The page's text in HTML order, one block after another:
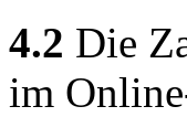
4.2 Die
im